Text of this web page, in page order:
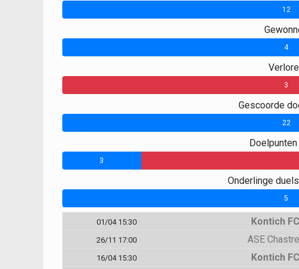
12
4
3
Gescoorde
22
3
Onderlinge
5
01/04 15:30 Kontich FC
26/11 17:00 ASE Chastre
16/04 15:30 Kontich FC